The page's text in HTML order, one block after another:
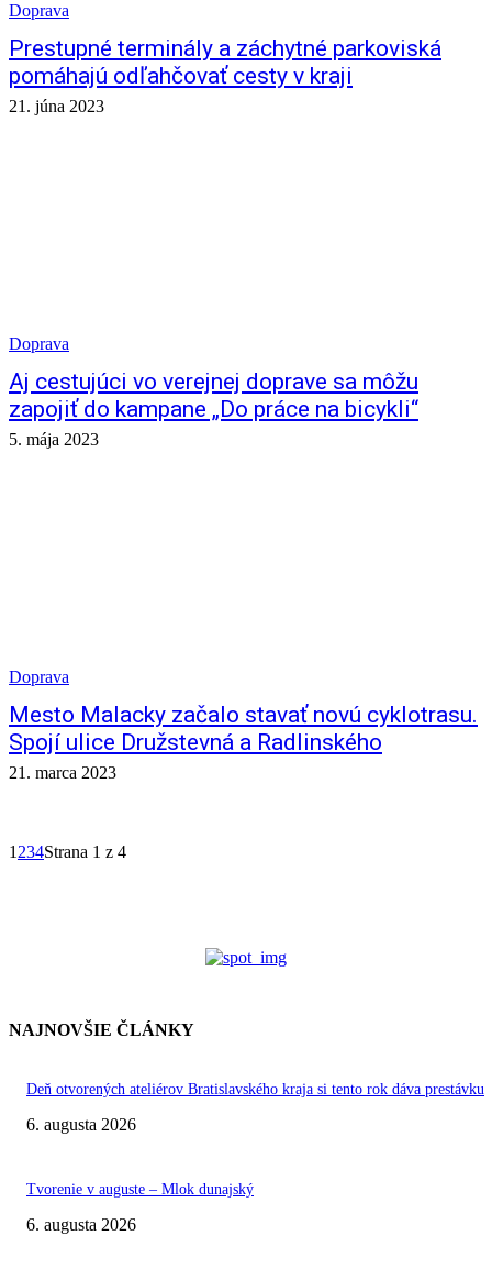
Doprava
Prestupné terminály a záchytné parkoviská
pomáhajú odľahčovať cesty v kraji
21. júna 2023
Doprava
Aj cestujúci vo verejnej doprave sa môžu
zapojiť do kampane „Do práce na bicykli“
5. mája 2023
Doprava
Mesto Malacky začalo stavať novú cyklotrasu.
Spojí ulice Družstevná a Radlinského
21. marca 2023
1 234Strana 1 z 4
NAJNOVŠIE ČLÁNKY
Deň otvorených ateliérov Bratislavského kraja si tento rok dáva prestávku
6. augusta 2026
Tvorenie v auguste – Mlok dunajský
6. augusta 2026